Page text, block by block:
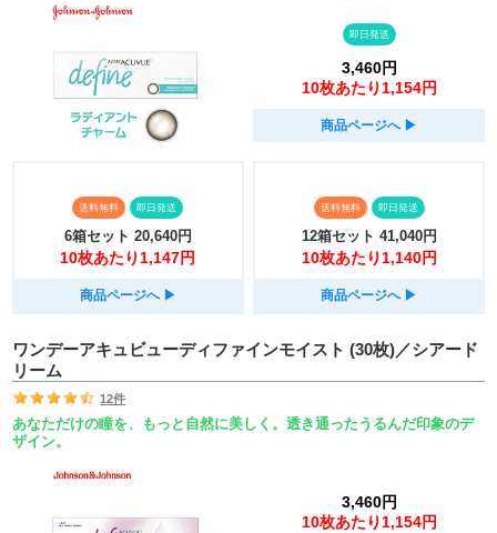
即日発送
3,460円
10枚あたり1,154円
商品ページへ ▶︎
送料無料 即日発送
6箱セット 20,640円
10枚あたり1,147円
商品ページへ ▶︎
送料無料 即日発送
12箱セット 41,040円
10枚あたり1,140円
商品ページへ ▶︎
ワンデーアキュビューディファインモイスト (30枚)／シアード
リーム
12件
あなただけの瞳を、もっと自然に美しく。透き通ったうるんだ印象のデ
ザイン。
3,460円
10枚あたり1,154円